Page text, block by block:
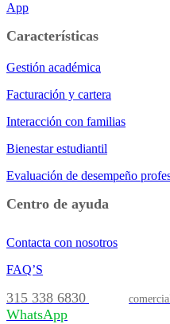
App
Características
Gestión académica
Facturación y cartera
Interacción con familias
Bienestar estudiantil
Evaluación de desempeño
Centro de ayuda
Contacta con nosotros
FAQ’S
315 338 6830
WhatsApp